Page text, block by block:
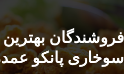
فروشندگان بهترین
سوخاری پانکو